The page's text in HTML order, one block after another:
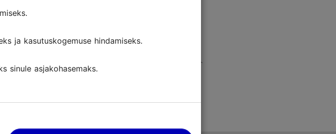
ja kasutuskogemuse hindamiseks.
sinule asjakohasemaks.